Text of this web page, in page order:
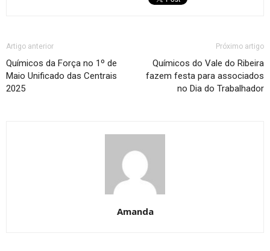
Artigo anterior
Químicos da Força no 1º de
Maio Unificado das Centrais
2025
Próximo artigo
Químicos do Vale do Ribeira
fazem festa para associados
no Dia do Trabalhador
Amanda